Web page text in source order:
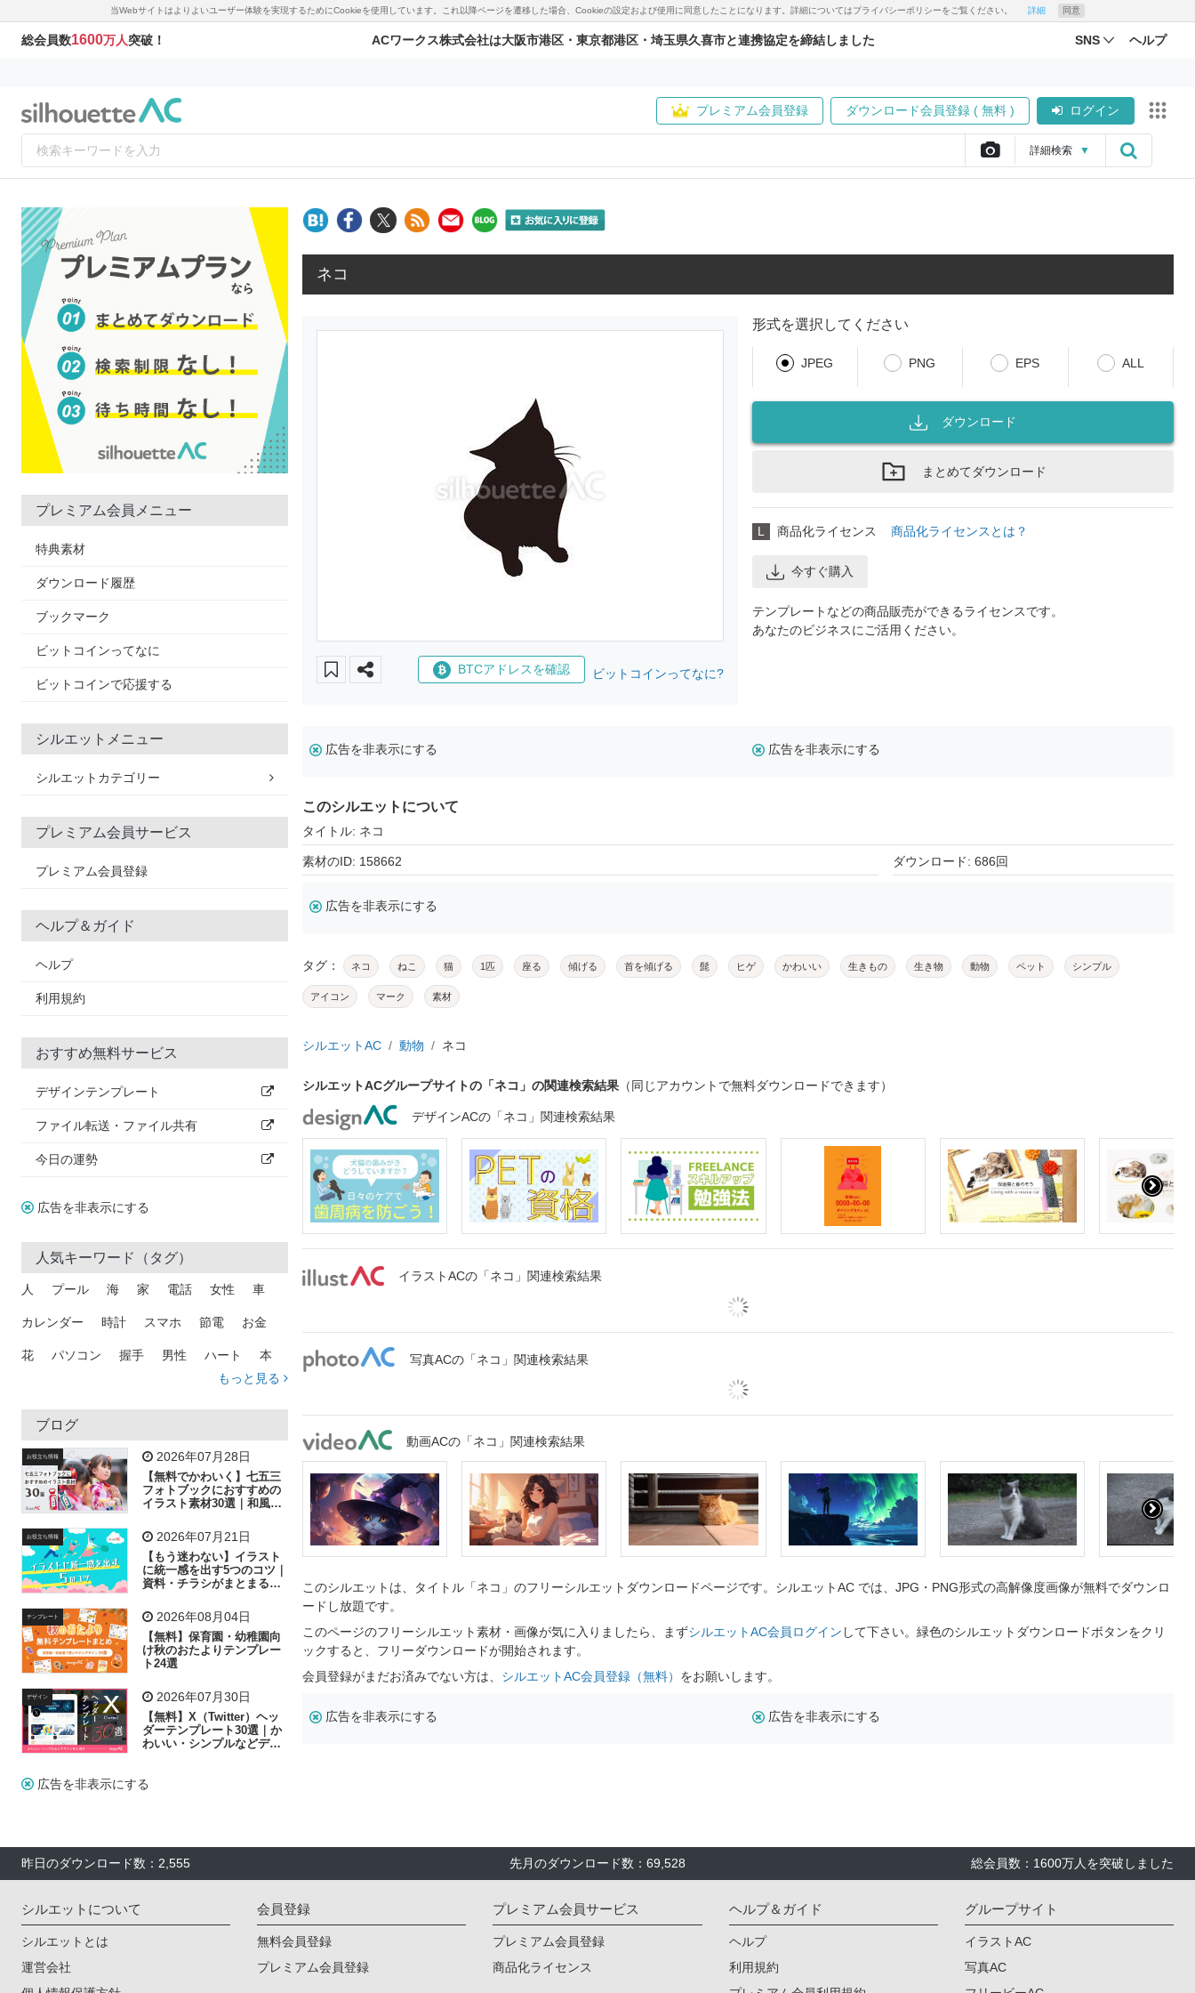
当Webサイトはよりよいユーザー体験を実現するためにCookieを使用しています。これ以降ページを遷移した場合、Cookieの設定および使用に同意したことになります。詳細についてはプライバシーポリシーをご覧ください。 詳細 同意
総会員数1600万人突破！ ACワークス株式会社は大阪市港区・東京都港区・埼玉県久喜市と連携協定を締結しました SNS ヘルプ
プレミアム会員登録 ダウンロード会員登録 ( 無料 ) ログイン
詳細検索 ▼
プレミアム会員メニュー
特典素材
ダウンロード履歴
ブックマーク
ビットコインってなに
ビットコインで応援する
シルエットメニュー
シルエットカテゴリー
プレミアム会員サービス
プレミアム会員登録
ヘルプ＆ガイド
ヘルプ
利用規約
おすすめ無料サービス
デザインテンプレート
ファイル転送・ファイル共有
今日の運勢
広告を非表示にする
人気キーワード（タグ）
人 プール 海 家 電話 女性 車
カレンダー 時計 スマホ 節電 お金
花 パソコン 握手 男性 ハート 本
トラック 木
吹き出し
飛行機 グラフ ビル 魚 家族 書類
歩く 工場 会社 太陽 キラキラ
子供 作業員 相談 ピクトグラム
もっと見る
ブログ
お役立ち情報 2026年07月28日
【無料でかわいく】七五三
フォトブックにおすすめの
イラスト素材30選｜和風の
お役立ち情報 2026年07月21日
【もう迷わない】イラスト
に統一感を出す5つのコツ｜
資料・チラシがまとまるフ
テンプレート 2026年08月04日
【無料】保育園・幼稚園向
け秋のおたよりテンプレー
ト24選
デザイン 2026年07月30日
【無料】X（Twitter）ヘッ
ダーテンプレート30選｜か
わいい・シンプルなどデザ
広告を非表示にする
ネコ
BTCアドレスを確認 ビットコインってなに?
形式を選択してください
JPEG PNG EPS ALL
ダウンロード
まとめてダウンロード
L 商品化ライセンス 商品化ライセンスとは？
今すぐ購入
テンプレートなどの商品販売ができるライセンスです。
あなたのビジネスにご活用ください。
広告を非表示にする 広告を非表示にする
このシルエットについて
タイトル: ネコ
素材のID: 158662 ダウンロード: 686回
広告を非表示にする
タグ： ネコ ねこ 猫 1匹 座る 傾げる 首を傾げる 髭 ヒゲ かわいい 生きもの 生き物 動物 ペット シンプル
アイコン マーク 素材
シルエットAC 動物 ネコ
シルエットACグループサイトの「ネコ」の関連検索結果 （同じアカウントで無料ダウンロードできます）
デザインACの「ネコ」関連検索結果
イラストACの「ネコ」関連検索結果
写真ACの「ネコ」関連検索結果
動画ACの「ネコ」関連検索結果
このシルエットは、タイトル「ネコ」のフリーシルエットダウンロードページです。シルエットAC では、JPG・PNG形式の高解像度画像が無料でダウンロ
ードし放題です。
このページのフリーシルエット素材・画像が気に入りましたら、まずシルエットAC会員ログイン して下さい。緑色のシルエットダウンロードボタンをクリ
ックすると、フリーダウンロードが開始されます。
会員登録がまだお済みでない方は、 シルエットAC会員登録（無料） をお願いします。
広告を非表示にする 広告を非表示にする
昨日のダウンロード数：2,555 先月のダウンロード数：69,528 総会員数：1600万人を突破しました
シルエットについて
シルエットとは
運営会社
会員登録
無料会員登録
プレミアム会員登録
プレミアム会員サービス
プレミアム会員登録
商品化ライセンス
ヘルプ＆ガイド
ヘルプ
利用規約
グループサイト
イラストAC
写真AC